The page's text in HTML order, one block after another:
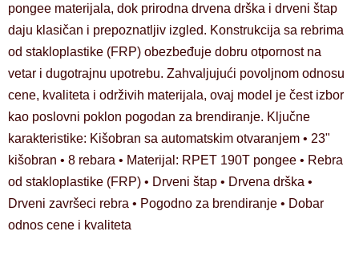
pongee materijala, dok prirodna drvena drška i drveni štap
daju klasičan i prepoznatljiv izgled. Konstrukcija sa rebrima
od stakloplastike (FRP) obezbeđuje dobru otpornost na
vetar i dugotrajnu upotrebu. Zahvaljujući povoljnom odnosu
cene, kvaliteta i održivih materijala, ovaj model je čest izbor
kao poslovni poklon pogodan za brendiranje. Ključne
karakteristike: Kišobran sa automatskim otvaranjem • 23"
kišobran • 8 rebara • Materijal: RPET 190T pongee • Rebra
od stakloplastike (FRP) • Drveni štap • Drvena drška •
Drveni završeci rebra • Pogodno za brendiranje • Dobar
odnos cene i kvaliteta